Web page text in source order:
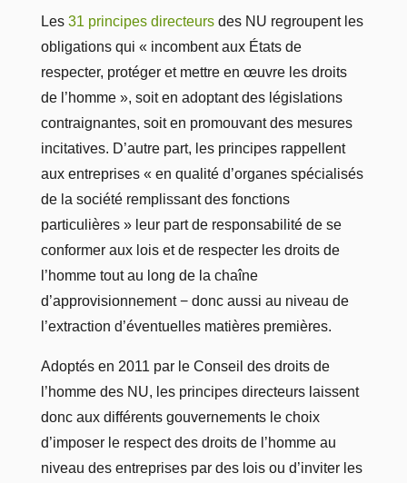
Les 31 principes directeursdes NU regroupent les
obligations qui « incombent aux États de
respecter, protéger et mettre en œuvre les droits
de l’homme », soit en adoptant des législations
contraignantes, soit en promouvant des mesures
incitatives. D’autre part, les principes rappellent
aux entreprises « en qualité d’organes spécialisés
de la société remplissant des fonctions
particulières » leur part de responsabilité de se
conformer aux lois et de respecter les droits de
l’homme tout au long de la chaîne
d’approvisionnement − donc aussi au niveau de
l’extraction d’éventuelles matières premières.
Adoptés en 2011 par le Conseil des droits de
l’homme des NU, les principes directeurs laissent
donc aux différents gouvernements le choix
d’imposer le respect des droits de l’homme au
niveau des entreprises par des lois ou d’inviter les